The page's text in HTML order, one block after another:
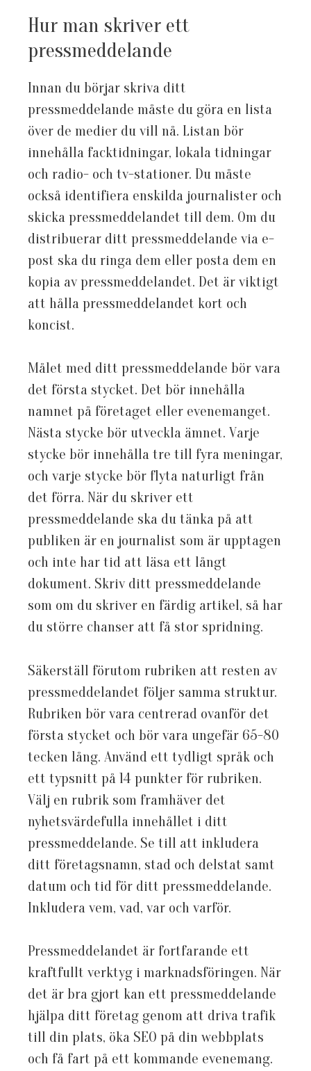
Hur man skriver ett
pressmeddelande
Innan du börjar skriva ditt
pressmeddelande måste du göra en lista
över de medier du vill nå. Listan bör
innehålla facktidningar, lokala tidningar
och radio- och tv-stationer. Du måste
också identifiera enskilda journalister och
skicka pressmeddelandet till dem. Om du
distribuerar ditt pressmeddelande via e-
post ska du ringa dem eller posta dem en
kopia av pressmeddelandet. Det är viktigt
att hålla pressmeddelandet kort och
koncist.
Målet med ditt pressmeddelande bör vara
det första stycket. Det bör innehålla
namnet på företaget eller evenemanget.
Nästa stycke bör utveckla ämnet. Varje
stycke bör innehålla tre till fyra meningar,
och varje stycke bör flyta naturligt från
det förra. När du skriver ett
pressmeddelande ska du tänka på att
publiken är en journalist som är upptagen
och inte har tid att läsa ett långt
dokument. Skriv ditt pressmeddelande
som om du skriver en färdig artikel, så har
du större chanser att få stor spridning.
Säkerställ förutom rubriken att resten av
pressmeddelandet följer samma struktur.
Rubriken bör vara centrerad ovanför det
första stycket och bör vara ungefär 65-80
tecken lång. Använd ett tydligt språk och
ett typsnitt på 14 punkter för rubriken.
Välj en rubrik som framhäver det
nyhetsvärdefulla innehållet i ditt
pressmeddelande. Se till att inkludera
ditt företagsnamn, stad och delstat samt
datum och tid för ditt pressmeddelande.
Inkludera vem, vad, var och varför.
Pressmeddelandet är fortfarande ett
kraftfullt verktyg i marknadsföringen. När
det är bra gjort kan ett pressmeddelande
hjälpa ditt företag genom att driva trafik
till din plats, öka SEO på din webbplats
och få fart på ett kommande evenemang.